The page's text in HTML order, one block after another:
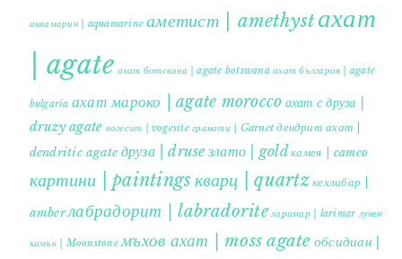
аквамарин | aquamarine аметист | amethystахат
| agate ахат ботсвана | agate botswana ахат българия | agate
bulgaria ахат мароко | agate morocco ахат с друза |
druzy agate вогесит | vogesite гранати | Garnet дендрит ахат |
dendritic agate друза | druse злато | gold камея | cameo
картини | paintings кварц | quartzкехлибар |
amberлабрадорит | labradorite ларимар | larimar лунен
камък | Moonstone мъхов ахат | moss agate обсидиан |